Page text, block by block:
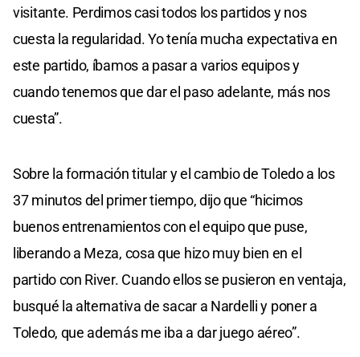
visitante. Perdimos casi todos los partidos y nos
cuesta la regularidad. Yo tenía mucha expectativa en
este partido, íbamos a pasar a varios equipos y
cuando tenemos que dar el paso adelante, más nos
cuesta”.
Sobre la formación titular y el cambio de Toledo a los
37 minutos del primer tiempo, dijo que “hicimos
buenos entrenamientos con el equipo que puse,
liberando a Meza, cosa que hizo muy bien en el
partido con River. Cuando ellos se pusieron en ventaja,
busqué la alternativa de sacar a Nardelli y poner a
Toledo, que además me iba a dar juego aéreo”.